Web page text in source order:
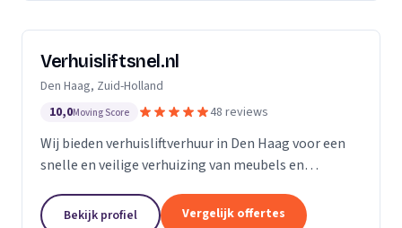
Verhuisliftsnel.nl
Den Haag, Zuid-Holland
10,0Moving Score 48 reviews
Wij bieden verhuisliftverhuur in Den Haag voor een
snelle en veilige verhuizing van meubels en
Bekijk profiel Vergelijk offertes